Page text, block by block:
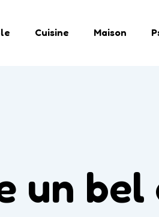
Cuisine Maison
un